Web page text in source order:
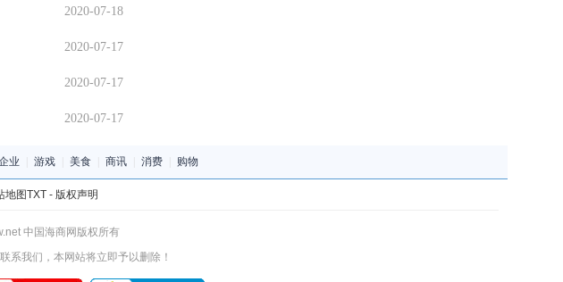
2020-07-18
2020-07-17
2020-07-17
2020-07-17
业 游戏 美食 商讯 消费 购物
地图TXT- 版权声明
中国海商网版权所有
系我们，本网站将立即予以删除！